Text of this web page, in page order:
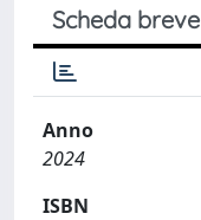
Scheda breve
Anno
2024
ISBN